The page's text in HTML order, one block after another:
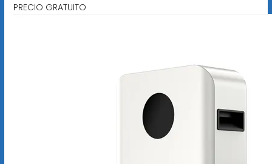
PRECIO GRATUITO